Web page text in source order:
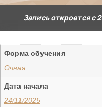
Запись откроется с
Форма обучения
Очная
Дата начала
24/11/2025